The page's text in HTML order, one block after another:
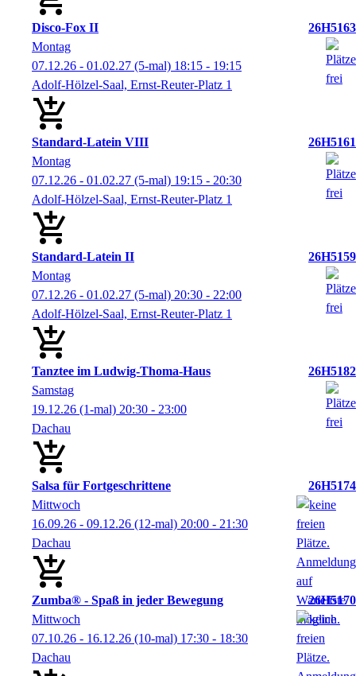
Salsa für Fortgeschrittene
26H5174
Mittwoch
16.09.26 - 09.12.26 (12-mal) 20:00 - 21:30
Dachau
Zumba® - Spaß in jeder Bewegung
26H5170
Mittwoch
07.10.26 - 16.12.26 (10-mal) 17:30 - 18:30
Dachau
Disco-Fox II
26H5163
Montag
07.12.26 - 01.02.27 (5-mal) 18:15 - 19:15
Adolf-Hölzel-Saal, Ernst-Reuter-Platz 1
Standard-Latein VIII
26H5161
Montag
07.12.26 - 01.02.27 (5-mal) 19:15 - 20:30
Adolf-Hölzel-Saal, Ernst-Reuter-Platz 1
Standard-Latein II
26H5159
Montag
07.12.26 - 01.02.27 (5-mal) 20:30 - 22:00
Adolf-Hölzel-Saal, Ernst-Reuter-Platz 1
Tanztee im Ludwig-Thoma-Haus
26H5182
Samstag
19.12.26 (1-mal) 20:30 - 23:00
Dachau